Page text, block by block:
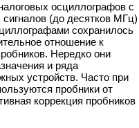
осциллографов с
(до десятков МГц)
сохранилось
отношение к
Нередко они
и ряда
устройств. Часто при
пробники от
коррекция пробников